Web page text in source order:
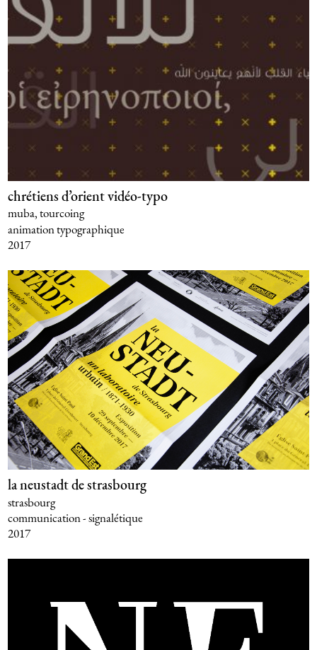
chrétiens d’orient vidéo-typo
muba, tourcoing
animation typographique
2017
la neustadt de strasbourg
strasbourg
communication - signalétique
2017